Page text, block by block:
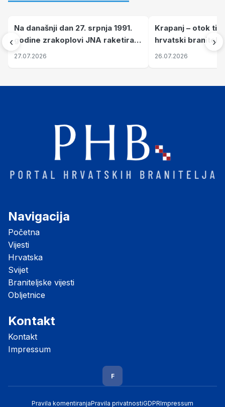
‹
Na današnji dan 27. srpnja 1991.
godine zrakoplovi JNA raketirali
su vojarnu i obučni centar "Nikola
27.07.2026
Krapanj – otok
hrvatski branitelji
pronalaze mir
26.07.2026
›
Navigacija
Početna
Vijesti
Hrvatska
Svijet
Braniteljske vijesti
Obljetnice
Kontakt
Kontakt
Impressum
F
Pravila komentiranjaPravila privatnostiGDPRImpressum